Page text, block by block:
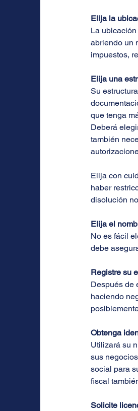
Elija la
La
abriendo un
impuestos,
Elija una
Su
que tenga
Deberá
también
Elija con
haber
disolución
Elija el
No es fácil
debe
Registre su
Después de
haciendo
Obtenga
Utilizará su
sus
social para
fiscal
Solicite